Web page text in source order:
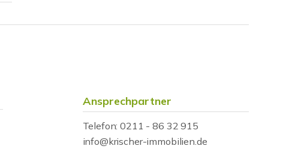
Ansprechpartner
Telefon: 0211 - 86 32 915
info@krischer-immobilien.de